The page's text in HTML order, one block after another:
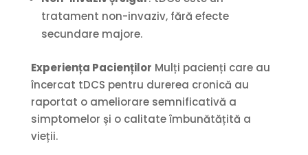
tratament non-invaziv, fără efecte
secundare majore.
Experiența Pacienților Mulți pacienți care au
încercat tDCS pentru durerea cronică au
raportat o ameliorare semnificativă a
simptomelor și o calitate îmbunătățită a
vieții.